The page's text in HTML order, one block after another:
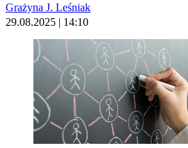
Grażyna J. Leśniak
29.08.2025 | 14:10